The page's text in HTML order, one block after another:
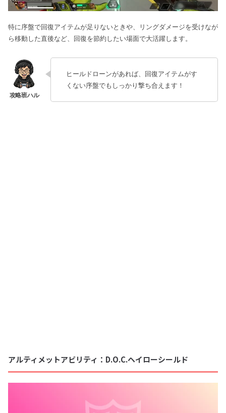
特に序盤で回復アイテムが足りないときや、リングダメージを受けなが
ら移動した直後など、回復を節約したい場面で大活躍します。
ヒールドローンがあれば、回復アイテムがす
くない序盤でもしっかり撃ち合えます！
アルティメットアビリティ：D.O.C.ヘイローシールド